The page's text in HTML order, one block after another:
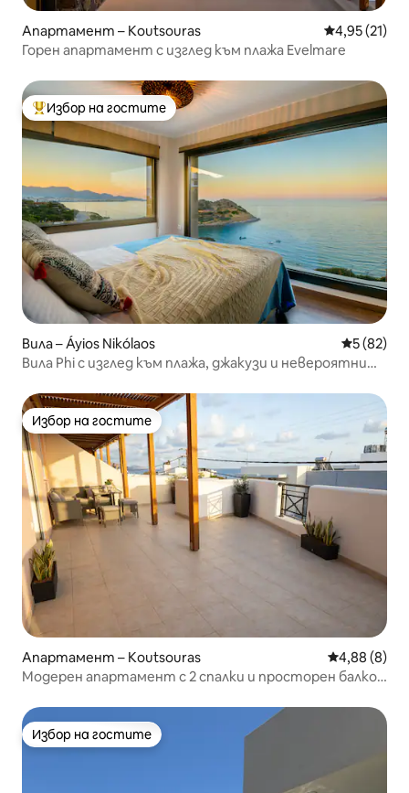
Апартамент – Koutsouras Средна
4,95 (21)
Горен апартамент с изглед към плажа Evelmare
Най-популярен избор на гостите
Избор на гостите
Вила – Áyios Nikólaos Средна
5 (82)
Вила Phi с изглед към плажа, джакузи и невероятни
Избор на гостите
Избор на гостите
Апартамент – Koutsouras Средна
4,88 (8)
Модерен апартамент с 2 спалки и просторен балкон
Избор на гостите
Избор на гостите